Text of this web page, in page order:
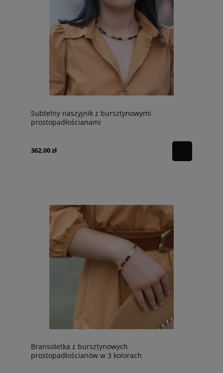
Subtelny naszyjnik z bursztynowymi
prostopadłościanami
362,00 zł
Bransoletka z bursztynowych
prostopadłościanów w 3 kolorach